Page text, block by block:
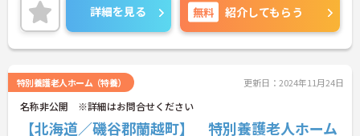
詳細を見る 無料 紹介してもらう
特別養護老人ホーム（特養） 更新日：2024年11月24日
名称非公開 ※詳細はお問合せください
【北海道／磯谷郡蘭越町】 特別養護老人ホーム